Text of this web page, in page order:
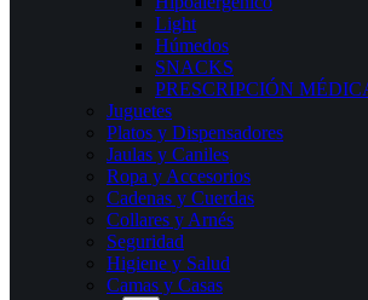
Light
Húmedos
SNACKS
PRESCRIPCIÓN
Juguetes
Platos y Dispensadores
Jaulas y Caniles
Ropa y Accesorios
Cadenas y Cuerdas
Collares y Arnés
Seguridad
Higiene y Salud
Camas y Casas